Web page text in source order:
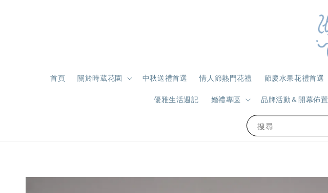
搜尋
首頁 關於時葳花園 中秋送禮首選 情人節熱門花禮 節慶水果花禮首選
優雅生活週記 婚禮專區 品牌活動＆開幕佈置